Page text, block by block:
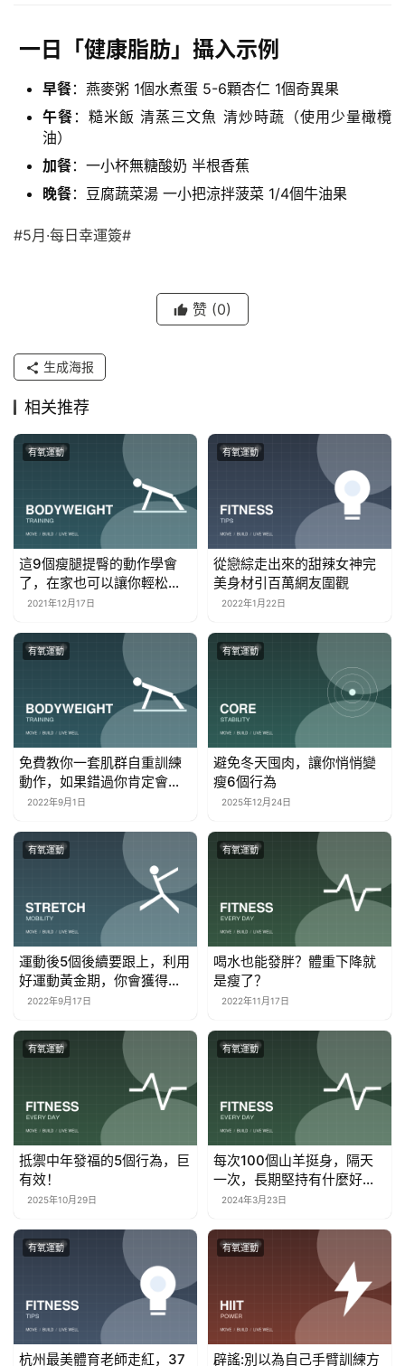
️ 一日「健康脂肪」攝入示例
早餐： 燕麥粥 1個水煮蛋 5-6顆杏仁 1個奇異果
午餐 ：糙米飯清蒸三文魚 清炒時蔬（使用少量橄欖
油）
加餐：一小杯無糖酸奶 半根香蕉
晚餐：豆腐蔬菜湯 一小把涼拌菠菜 1/4個牛油果
#5月·每日幸運簽#
赞 (0)
生成海报
相关推荐
有氧運動
這9個瘦腿提臀的動作學會
了，在家也可以讓你輕松
瘦，保持好身材
2021年12月17日
有氧運動
從戀綜走出來的甜辣女神完
美身材引百萬網友圍觀
2022年1月22日
有氧運動
免費教你一套肌群自重訓練
動作，如果錯過你肯定會後
悔！
2022年9月1日
有氧運動
避免冬天囤肉，讓你悄悄變
瘦6個行為
2025年12月24日
有氧運動
運動後5個後續要跟上，利用
好運動黃金期，你會獲得很
多好處
2022年9月17日
有氧運動
喝水也能發胖？體重下降就
是瘦了？
2022年11月17日
有氧運動
抵禦中年發福的5個行為，巨
有效！
2025年10月29日
有氧運動
每次100個山羊挺身，隔天
一次，長期堅持有什麼好
處？
2024年3月23日
有氧運動
杭州最美體育老師走紅，37
有氧運動
辟謠:別以為自己手臂訓練方